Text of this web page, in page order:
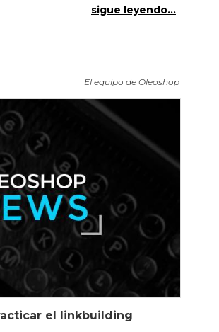
sigue leyendo...
El equipo de Oleoshop
el linkbuilding